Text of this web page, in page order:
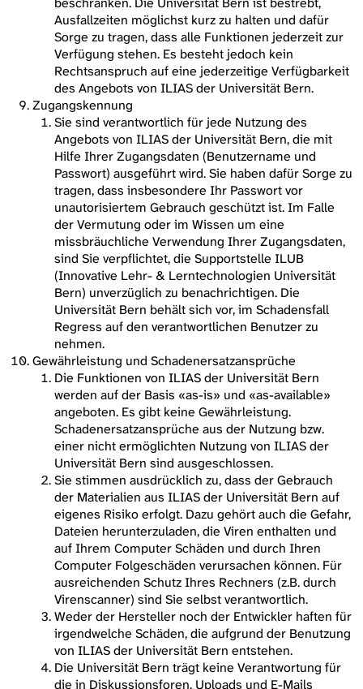
Ausfallzeiten möglichst kurz zu halten und dafür
Sorge zu tragen, dass alle Funktionen jederzeit zur
Verfügung stehen. Es besteht jedoch kein
Rechtsanspruch auf eine jederzeitige Verfügbarkeit
des Angebots von ILIAS der Universität Bern.
Zugangskennung
Sie sind verantwortlich für jede Nutzung des
Angebots von ILIAS der Universität Bern, die mit
Hilfe Ihrer Zugangsdaten (Benutzername und
Passwort) ausgeführt wird. Sie haben dafür Sorge zu
tragen, dass insbesondere Ihr Passwort vor
unautorisiertem Gebrauch geschützt ist. Im Falle
der Vermutung oder im Wissen um eine
missbräuchliche Verwendung Ihrer Zugangsdaten,
sind Sie verpflichtet, die Supportstelle ILUB
(Innovative Lehr- & Lerntechnologien Universität
Bern) unverzüglich zu benachrichtigen. Die
Universität Bern behält sich vor, im Schadensfall
Regress auf den verantwortlichen Benutzer zu
nehmen.
Gewährleistung und Schadenersatzansprüche
Die Funktionen von ILIAS der Universität Bern
werden auf der Basis «as-is» und «as-available»
angeboten. Es gibt keine Gewährleistung.
Schadenersatzansprüche aus der Nutzung bzw.
einer nicht ermöglichten Nutzung von ILIAS der
Universität Bern sind ausgeschlossen.
Sie stimmen ausdrücklich zu, dass der Gebrauch
der Materialien aus ILIAS der Universität Bern auf
eigenes Risiko erfolgt. Dazu gehört auch die Gefahr,
Dateien herunterzuladen, die Viren enthalten und
auf Ihrem Computer Schäden und durch Ihren
Computer Folgeschäden verursachen können. Für
ausreichenden Schutz Ihres Rechners (z.B. durch
Virenscanner) sind Sie selbst verantwortlich.
Weder der Hersteller noch der Entwickler haften für
irgendwelche Schäden, die aufgrund der Benutzung
von ILIAS der Universität Bern entstehen.
Die Universität Bern trägt keine Verantwortung für
die in Diskussionsforen, Uploads und E-Mails